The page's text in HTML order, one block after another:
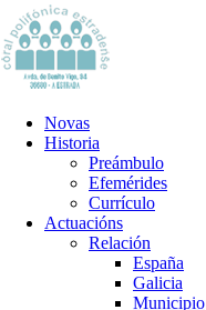
Novas
Historia
Preámbulo
Efemérides
Currículo
Actuacións
Relación
España
Galicia
Municipio